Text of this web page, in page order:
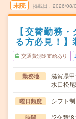
未読 掲載日 2026/08/
【交替勤務
る方必見！】
交通費別途支給あり
勤務地
滋賀県
水口松
曜日頻度 シフト制
(2交替